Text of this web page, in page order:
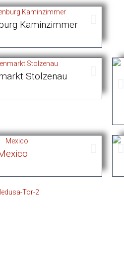
Heemsen
Kaminzimmer
Stolzenau
Terasse